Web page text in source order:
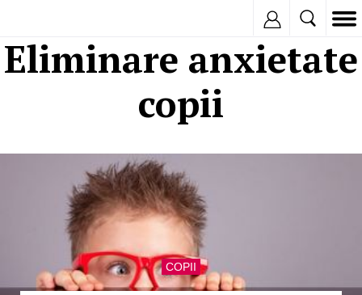
Eliminare anxietate
copii
COPII